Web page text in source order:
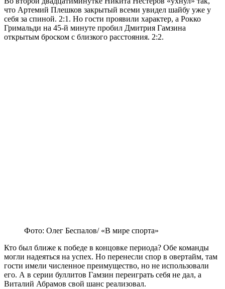
что Артемий Плешков закрытый всеми увидел шайбу уже у
себя за спиной. 2:1. Но гости проявили характер, а Рокко
Гримальди на 45-й минуте пробил Дмитрия Гамзина
открытым броском с близкого расстояния. 2:2.
Фото: Олег Беспалов/ «В мире спорта»
Кто был ближе к победе в концовке периода? Обе команды
могли надеяться на успех. Но перенесли спор в овертайм, там
гости имели численное преимущество, но не использовали
его. А в серии буллитов Гамзин переиграть себя не дал, а
Виталий Абрамов свой шанс реализовал.